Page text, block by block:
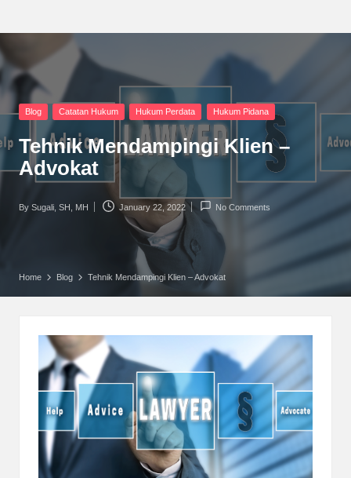
Posted
Blog Catatan Hukum Hukum Perdata Hukum Pidana
Tehnik Mendampingi Klien –
Advokat
Posted
By Sugali, SH, MH January 22, 2022 No Comments
Home Blog Tehnik Mendampingi Klien – Advokat